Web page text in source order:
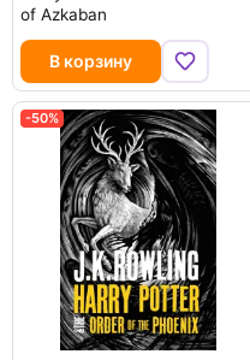
of Azkaban
В корзину
-50%